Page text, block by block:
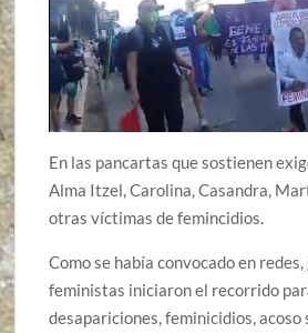
En las pancartas que sostienen
Alma Itzel, Carolina, Casandra,
otras víctimas de femincidios.
Como se había convocado en
feministas iniciaron el recorrido
desapariciones, feminicidios, acoso